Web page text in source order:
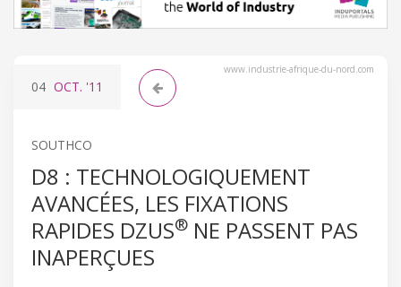
www.industrie-afrique-du-nord.com
04 OCT. '11
SOUTHCO
D8 : TECHNOLOGIQUEMENT
AVANCÉES, LES FIXATIONS
RAPIDES DZUS® NE PASSENT PAS
INAPERÇUES